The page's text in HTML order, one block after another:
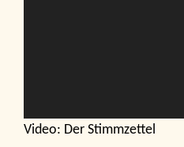
Video: Der Stimmzettel